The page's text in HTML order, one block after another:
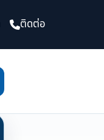
ติดต่อ